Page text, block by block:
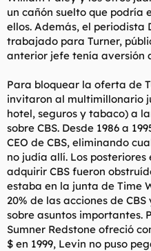
un cañón suelto que podría
ellos. Además, el periodista
trabajado para Turner,
anterior jefe tenía aversión
Para bloquear la oferta de
invitaron al multimillonario
hotel, seguros y tabaco) a
sobre CBS. Desde 1986 a
CEO de CBS, eliminando
no judía allí. Los posteriores
adquirir CBS fueron
estaba en la junta de Time
20% de las acciones de
sobre asuntos importantes.
Sumner Redstone ofreció
$ en 1999, Levin no puso